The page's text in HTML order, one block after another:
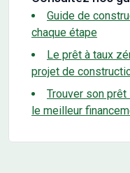
Guide de
chaque étape
Le prêt à taux
projet de
Trouver son
le meilleur